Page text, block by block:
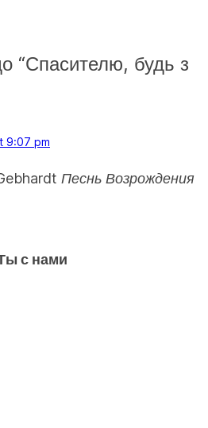
“Спасителю, будь з
9:07 pm
Песнь Возрождения
с нами